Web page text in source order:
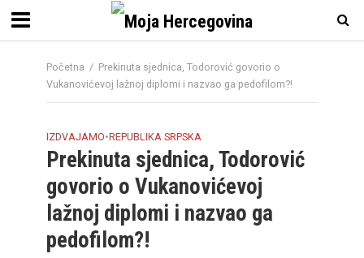
Početna / Prekinuta sjednica, Todorović govorio o
Vukanovićevoj lažnoj diplomi i nazvao ga pedofilom?!
IZDVAJAMO•REPUBLIKA SRPSKA
Prekinuta sjednica, Todorović
govorio o Vukanovićevoj
lažnoj diplomi i nazvao ga
pedofilom?!